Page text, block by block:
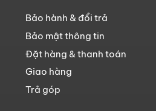
Bảo hành & đổi trả
Bảo mật thông tin
Đặt hàng & thanh toán
Giao hàng
Trả góp